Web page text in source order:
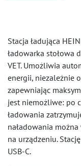
Stacja ładująca
ładowarka stołowa
VET. Umożliwia
energii, niezależnie
zapewniając
jest niemożliwe: po
ładowania
naładowania
na urządzeniu.
USB-C.